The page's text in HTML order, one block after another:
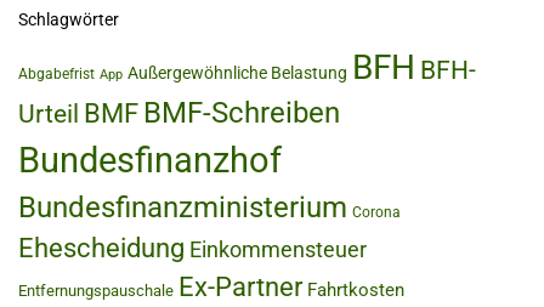
Schlagwörter
Abgabefrist App Außergewöhnliche Belastung BFH BFH-
Urteil BMF BMF-Schreiben
Bundesfinanzhof
Bundesfinanzministerium Corona
Ehescheidung Einkommensteuer
Entfernungspauschale Ex-Partner Fahrtkosten